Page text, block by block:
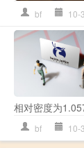
bf 10-
相对密度为
bf 10-